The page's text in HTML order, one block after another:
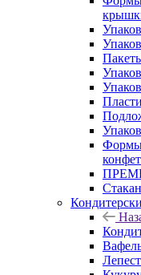
Формы
конфет